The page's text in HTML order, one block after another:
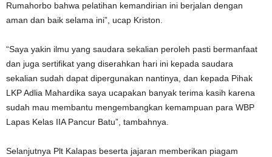
Rumahorbo bahwa pelatihan kemandirian ini berjalan dengan
aman dan baik selama ini”, ucap Kriston.
“Saya yakin ilmu yang saudara sekalian peroleh pasti bermanfaat
dan juga sertifikat yang diserahkan hari ini kepada saudara
sekalian sudah dapat dipergunakan nantinya, dan kepada Pihak
LKP Adlia Mahardika saya ucapakan banyak terima kasih karena
sudah mau membantu mengembangkan kemampuan para WBP
Lapas Kelas IIA Pancur Batu”, tambahnya.
Selanjutnya Plt Kalapas beserta jajaran memberikan piagam